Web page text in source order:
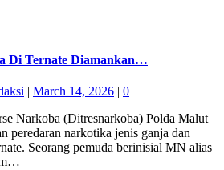
Di Ternate Diamankan…
| March 14, 2026 | 0
Narkoba (Ditresnarkoba) Polda Malut
peredaran narkotika jenis ganja dan
Seorang pemuda berinisial MN alias